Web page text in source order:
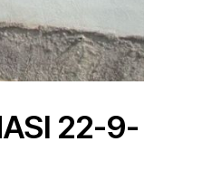
22-9-